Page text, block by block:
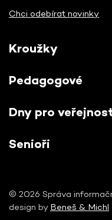
Chci odebírat novinky
Kroužky
Pedagogové
Dny pro
Senioři
© 2026 Správa
design by Beneš & Michl